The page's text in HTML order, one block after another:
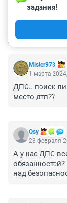
Mister973
задания!
1 марта
ДПС.. поиск
место дтп??
Qsy
28 февраля
А у нас ДПС
над